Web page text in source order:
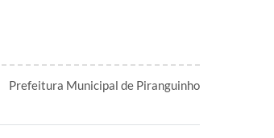
Prefeitura Municipal de Piranguinho